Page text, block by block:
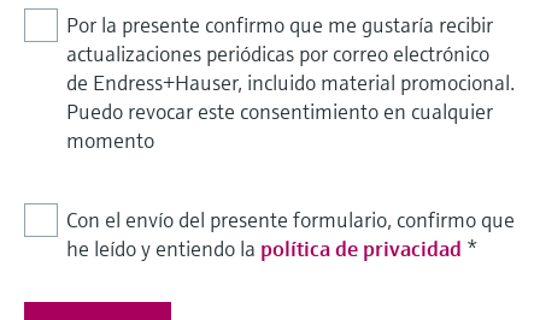
Por la presente confirmo que me gustaría recibir
actualizaciones periódicas por correo electrónico
de Endress+Hauser, incluido material promocional.
Puedo revocar este consentimiento en cualquier
momento
Con el envío del presente formulario, confirmo que
he leído y entiendo la política de privacidad *